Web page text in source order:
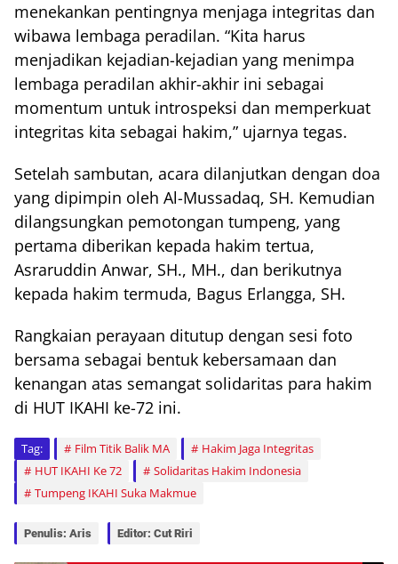
menekankan pentingnya menjaga integritas dan
wibawa lembaga peradilan. “Kita harus
menjadikan kejadian-kejadian yang menimpa
lembaga peradilan akhir-akhir ini sebagai
momentum untuk introspeksi dan memperkuat
integritas kita sebagai hakim,” ujarnya tegas.
Setelah sambutan, acara dilanjutkan dengan doa
yang dipimpin oleh Al-Mussadaq, SH. Kemudian
dilangsungkan pemotongan tumpeng, yang
pertama diberikan kepada hakim tertua,
Asraruddin Anwar, SH., MH., dan berikutnya
kepada hakim termuda, Bagus Erlangga, SH.
Rangkaian perayaan ditutup dengan sesi foto
bersama sebagai bentuk kebersamaan dan
kenangan atas semangat solidaritas para hakim
di HUT IKAHI ke-72 ini.
Tag: Film Titik Balik MA
Hakim Jaga Integritas
HUT IKAHI Ke 72
Solidaritas Hakim Indonesia
Tumpeng IKAHI Suka Makmue
Penulis: Aris Editor: Cut Riri